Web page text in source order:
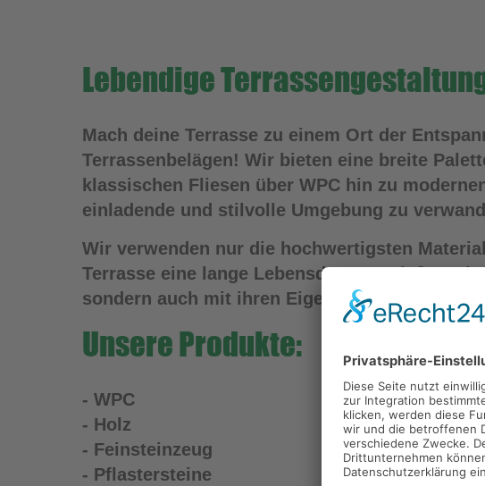
Lebendige
Mach deine Terrasse zu einem Ort der
Terrassenbelägen! Wir bieten eine breite
klassischen Fliesen über WPC hin zu
einladende und stilvolle Umgebung zu
Wir verwenden nur die hochwertigsten
Terrasse eine lange Lebensdauer genießt.
sondern auch mit ihren Eigenschaften:
Unsere Produkte:
- WPC
- Holz
- Feinsteinzeug
- Pflastersteine